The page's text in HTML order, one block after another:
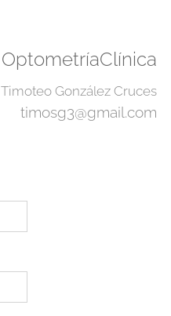
OptometríaClínica
Timoteo González Cruces
timosg3@gmail.com